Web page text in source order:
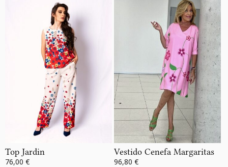
Top Jardin
76,00 €
Vestido Cenefa Margaritas
96,80 €